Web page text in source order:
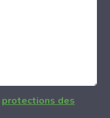
protections des